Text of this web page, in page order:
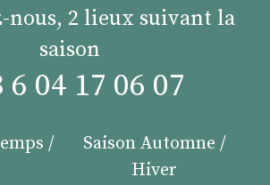
nous, 2 lieux suivant la
saison
6 04 17 06 07
/
Saison Automne /
Hiver